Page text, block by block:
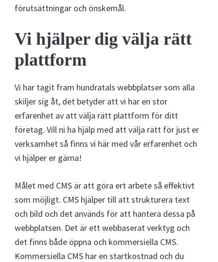
förutsättningar och önskemål.
Vi hjälper dig välja rätt
plattform
Vi har tagit fram hundratals webbplatser som alla
skiljer sig åt, det betyder att vi har en stor
erfarenhet av att välja rätt plattform för ditt
företag. Vill ni ha hjälp med att välja rätt för just er
verksamhet så finns vi här med vår erfarenhet och
vi hjälper er gärna!
Målet med CMS är att göra ert arbete så effektivt
som möjligt. CMS hjälper till att strukturera text
och bild och det används för att hantera dessa på
webbplatsen. Det är ett webbaserat verktyg och
det finns både öppna och kommersiella CMS.
Kommersiella CMS har en startkostnad och du